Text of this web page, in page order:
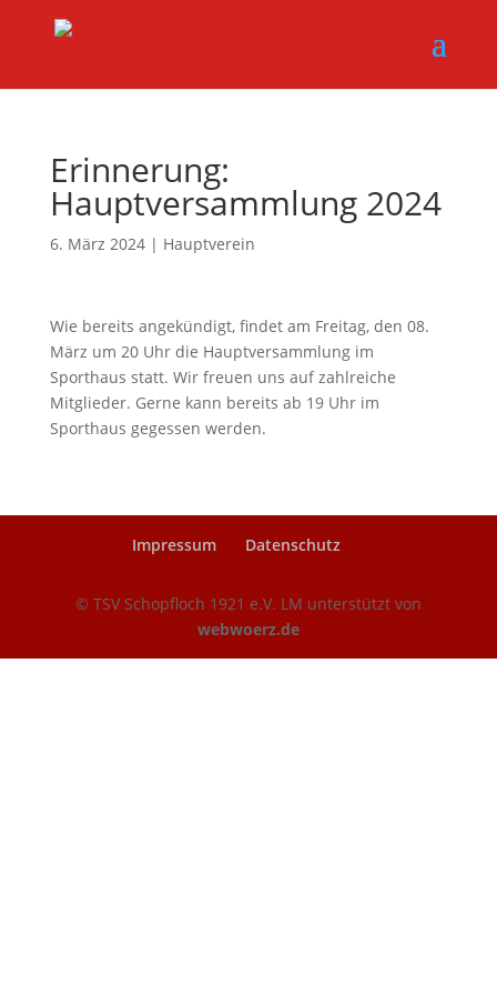
Erinnerung:
Hauptversammlung 2024
6. März 2024| Hauptverein
Wie bereits angekündigt, findet am Freitag, den 08.
März um 20 Uhr die Hauptversammlung im
Sporthaus statt. Wir freuen uns auf zahlreiche
Mitglieder. Gerne kann bereits ab 19 Uhr im
Sporthaus gegessen werden.
Impressum Datenschutz
© TSV Schopfloch 1921 e.V. LM unterstützt von
webwoerz.de